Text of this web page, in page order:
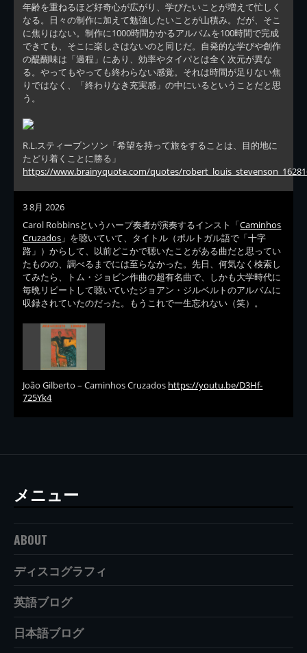
年齢を重ねるほど好奇心が広がり、学びたいことが増えて忙しく
なる。日々の制作に加えて勉強したいことが山積み。だが、そこ
に焦りはない。制作に1000時間かかるアルバムを100時間で完成
できても、そこに楽しさはないのと同じだ。自発的な学びや創作
の醍醐味は「過程」にあり、効率やタイパとは全く次元が異な
る。やってもやっても終わらない感覚。それは時間が足りない焦
りではなく、「終わりなき充実感」の中にいるということだと思
う。
R.L.スティーブンソン「希望を持って旅をすることは、目的地に
たどり着くことに勝る」
https://www.brainyquote.com/quotes/
3 8月 2026
Carol Robbinsというハープ奏者が演奏するインスト「Caminhos
Cruzados 」を聴いていて、タイトル（ポルトガル語で「十字
路」）からして、以前どこかで聴いたことがある曲だと思ってい
たものの、調べるまでには至らなかった。先日、何気なく検索し
てみたら、トム・ジョビン作曲の超有名曲で、しかも大学時代に
毎晩リピートして聴いていたジョアン・ジルベルトのアルバムに
収録されていたのだった。もうこれで一生忘れない（笑）。
João Gilberto – Caminhos Cruzados https://youtu.be/D3Hf-
725Yk4
メニュー
ABOUT
ディスコグラフィ
英語ブログ
日本語ブログ